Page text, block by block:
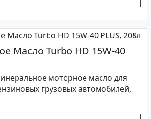
Масло Turbo HD 15W-40
моторное масло для
грузовых автомобилей,